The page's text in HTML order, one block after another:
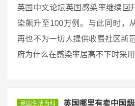
英国中文论坛英国感染率继续回
染飙升至100万例。与此同时，
再也不为一切人提供收费社区新
府为什么在感染率居高不下时采
英国生活百科 英国哪里有卖中国烟